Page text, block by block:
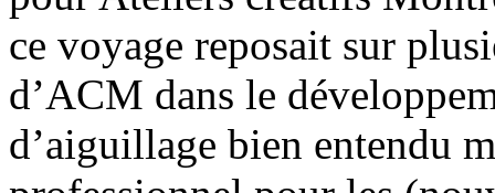
ce voyage reposait sur
d’ACM dans le
d’aiguillage bien entendu